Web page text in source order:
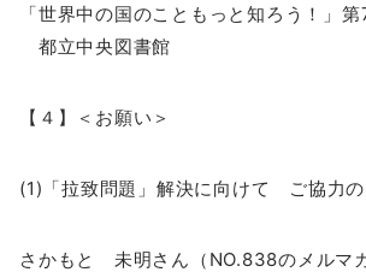
「世界中の国のこともっと知ろう！」
都立中央図書館
【４】＜お願い＞
(1)「拉致問題」解決に向けて ご協力
さかもと 未明さん（NO.838のメルマ